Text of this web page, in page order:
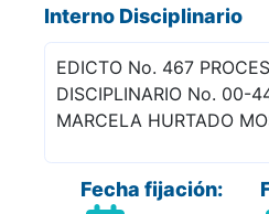
Interno Disciplinario
EDICTO No. 467
DISCIPLINARIO No. 00-
MARCELA HURTADO
Fecha fijación: